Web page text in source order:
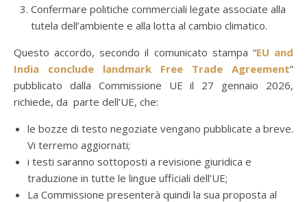
Confermare politiche commerciali legate associate alla
tutela dell’ambiente e alla lotta al cambio climatico.
Questo accordo, secondo il comunicato stampa “EU and
India conclude landmark Free Trade Agreement”
pubblicato dalla Commissione UE il 27 gennaio 2026,
richiede, da parte dell’UE, che:
le bozze di testo negoziate vengano pubblicate a breve.
Vi terremo aggiornati;
i testi saranno sottoposti a revisione giuridica e
traduzione in tutte le lingue ufficiali dell’UE;
La Commissione presenterà quindi la sua proposta al